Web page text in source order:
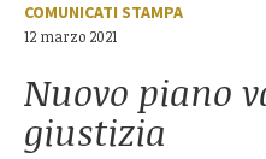
COMUNICATI STAMPA
12 marzo 2021
Nuovo piano
giustizia